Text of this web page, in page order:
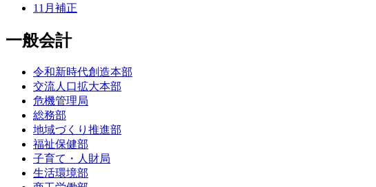
11月補正
一般会計
令和新時代創造本部
交流人口拡大本部
危機管理局
総務部
地域づくり推進部
福祉保健部
子育て・人財局
生活環境部